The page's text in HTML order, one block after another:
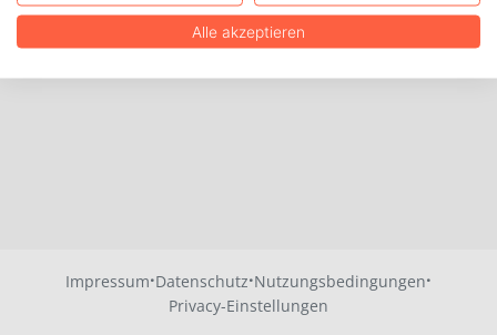
Impressum·Datenschutz·Nutzungsbedingungen·
Privacy-Einstellungen
Alle akzeptieren